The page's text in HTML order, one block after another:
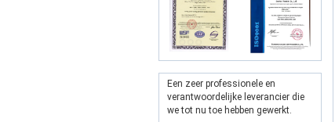
Een zeer professionele en
verantwoordelijke leverancier die
we tot nu toe hebben gewerkt.